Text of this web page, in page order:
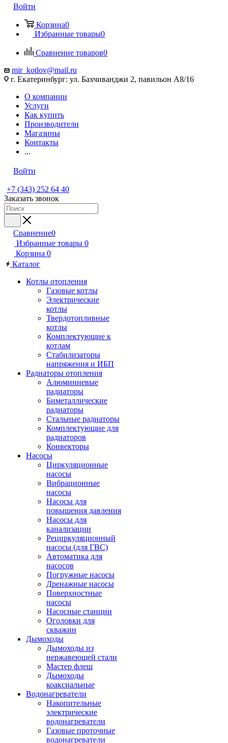
Войти
Корзина0
Избранные товары0
Сравнение товаров0
mir_kotlov@mail.ru
г. Екатеринбург: ул. Бахчиванджи 2, павильон А8/16
О компании
Услуги
Как купить
Производители
Магазины
Контакты
...
Войти
+7 (343) 252 64 40
Заказать звонок
Сравнение0
Избранные товары 0
Корзина 0
Каталог
Котлы отопления
Газовые котлы
Электрические
котлы
Твердотопливные
котлы
Комплектующие к
котлам
Стабилизаторы
напряжения и ИБП
Радиаторы отопления
Алюминиевые
радиаторы
Биметаллические
радиаторы
Стальные радиаторы
Комплектующие для
радиаторов
Конвекторы
Насосы
Циркуляционные
насосы
Вибрационные
насосы
Насосы для
повышения давления
Насосы для
канализации
Рециркуляционный
насосы (для ГВС)
Автоматика для
насосов
Погружные насосы
Дренажные насосы
Поверхностные
насосы
Насосные станции
Оголовки для
скважин
Дымоходы
Дымоходы из
нержавеющей стали
Мастер флеш
Дымоходы
коаксиальные
Водонагреватели
Накопительные
электрические
водонагреватели
Газовые проточные
водонагреватели